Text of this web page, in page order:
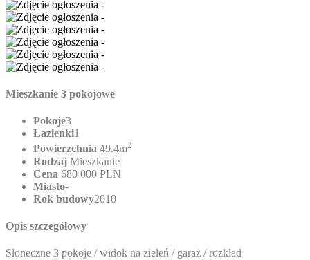
Mieszkanie 3 pokojowe
Pokoje3
Łazienki1
Powierzchnia 49.4m2
Rodzaj Mieszkanie
Cena 680 000 PLN
Miasto-
Rok budowy2010
Opis szczegółowy
Słoneczne 3 pokoje / widok na zieleń / garaż / rozkład